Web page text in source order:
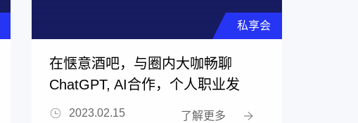
私享会
在惬意酒吧，与圈内大咖畅聊
ChatGPT, AI合作，个人职业发
展......2023.02.15 了解更多